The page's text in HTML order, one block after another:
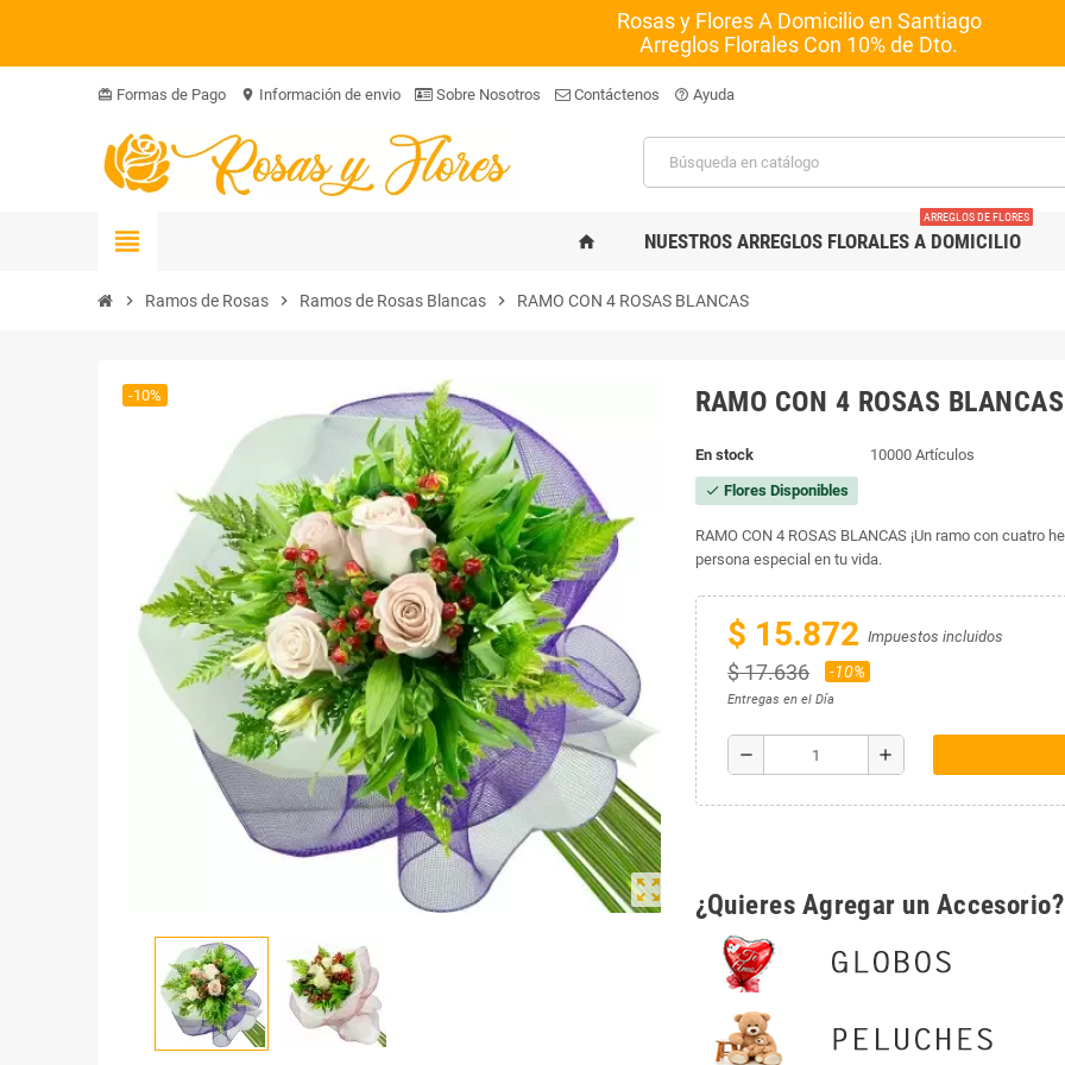
Rosas y Flores A Domicilio en Santiago
Arreglos Florales Con 10% de Dto.
card_giftcard Formas de Pago location_on Información de envio Sobre Nosotros Contáctenos help_outline Ayuda
view_headline home NUESTROS ARREGLOS FLORALES A DOMICILIO
ARREGLOS DE FLORES
chevron_right Ramos de Rosas chevron_right Ramos de Rosas Blancas chevron_right RAMO CON 4 ROSAS BLANCAS
zoom_out_map
-10% RAMO CON 4 ROSAS BLANCAS
En stock 10000 Artículos
check Flores Disponibles
RAMO CON 4 ROSAS BLANCAS ¡Un ramo con
persona especial en tu vida.
$ 15.872 Impuestos incluidos
$ 17.636 -10%
Entregas en el Día
remove add
¿Quieres Agregar un Accesorio?